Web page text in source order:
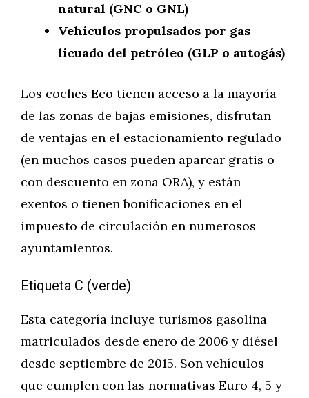
natural (GNC o GNL)
Vehículos propulsados por gas
licuado del petróleo (GLP o autogás)
Los coches Eco tienen acceso a la mayoría
de las zonas de bajas emisiones, disfrutan
de ventajas en el estacionamiento regulado
(en muchos casos pueden aparcar gratis o
con descuento en zona ORA), y están
exentos o tienen bonificaciones en el
impuesto de circulación en numerosos
ayuntamientos.
Etiqueta C (verde)
Esta categoría incluye turismos gasolina
matriculados desde enero de 2006 y diésel
desde septiembre de 2015. Son vehículos
que cumplen con las normativas Euro 4, 5 y